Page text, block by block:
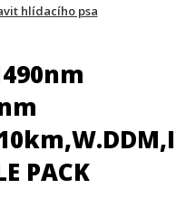
hlídacího psa
PACK